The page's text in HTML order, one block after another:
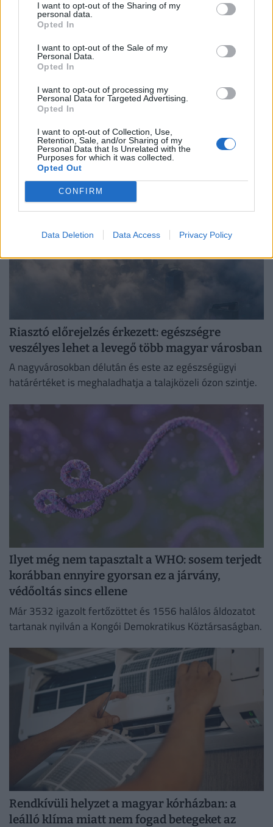
I want to opt-out of the Sharing of my
personal data.
Opted In
I want to opt-out of the Sale of my
Personal Data.
Opted In
I want to opt-out of processing my
Personal Data for Targeted Advertising.
Opted In
I want to opt-out of Collection, Use,
Retention, Sale, and/or Sharing of my
Personal Data that Is Unrelated with the
Purposes for which it was collected.
Opted Out
CONFIRM
Data Deletion Data Access Privacy Policy
Fontos figyelmeztetést adott ki a miniszter:
ezeket a hibákat most semmiképp ne kövesse
A miniszter szerint a folyadékpótlás, az árnyék és a
veszélyeztetett csoportok védelme most életet menthet.
Riasztó előrejelzés érkezett: egészségre
veszélyes lehet a levegő több magyar városban
A nagyvárosokban délután és este az egészségügyi
határértéket is meghaladhatja a talajközeli ózon szintje.
Ilyet még nem tapasztalt a WHO: sosem terjedt
korábban ennyire gyorsan ez a járvány,
védőoltás sincs ellene
Már 3532 igazolt fertőzöttet és 1556 halálos áldozatot
tartanak nyilván a Kongói Demokratikus Köztársaságban.
Rendkívüli helyzet a magyar kórházban: a
leálló klíma miatt nem fogad betegeket az